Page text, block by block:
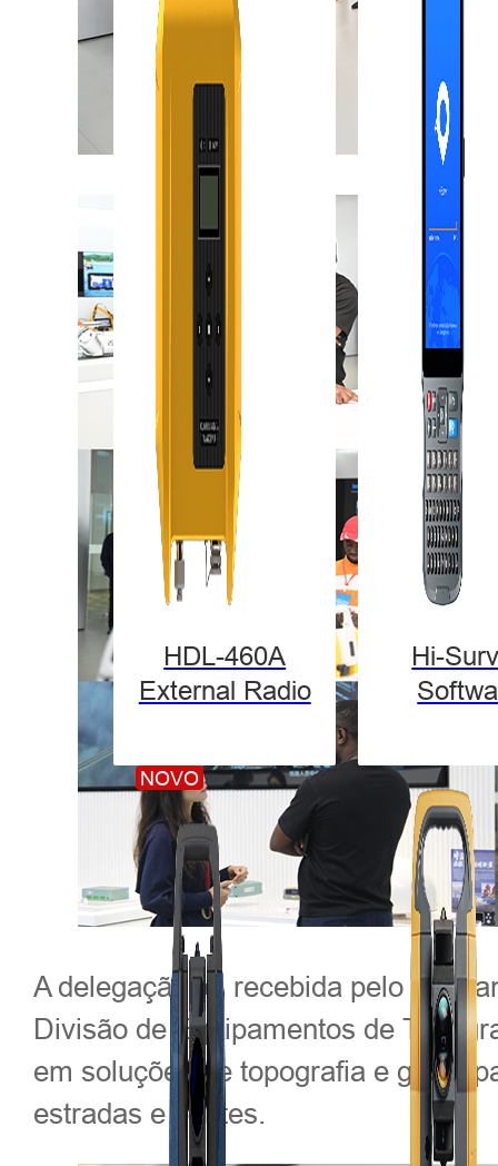
HDL-460A
External Radio
Hi-
NOVO
A delegação foi recebida pelo Sr.
Divisão de Equipamentos de
em soluções de topografia e
estradas e pontes.